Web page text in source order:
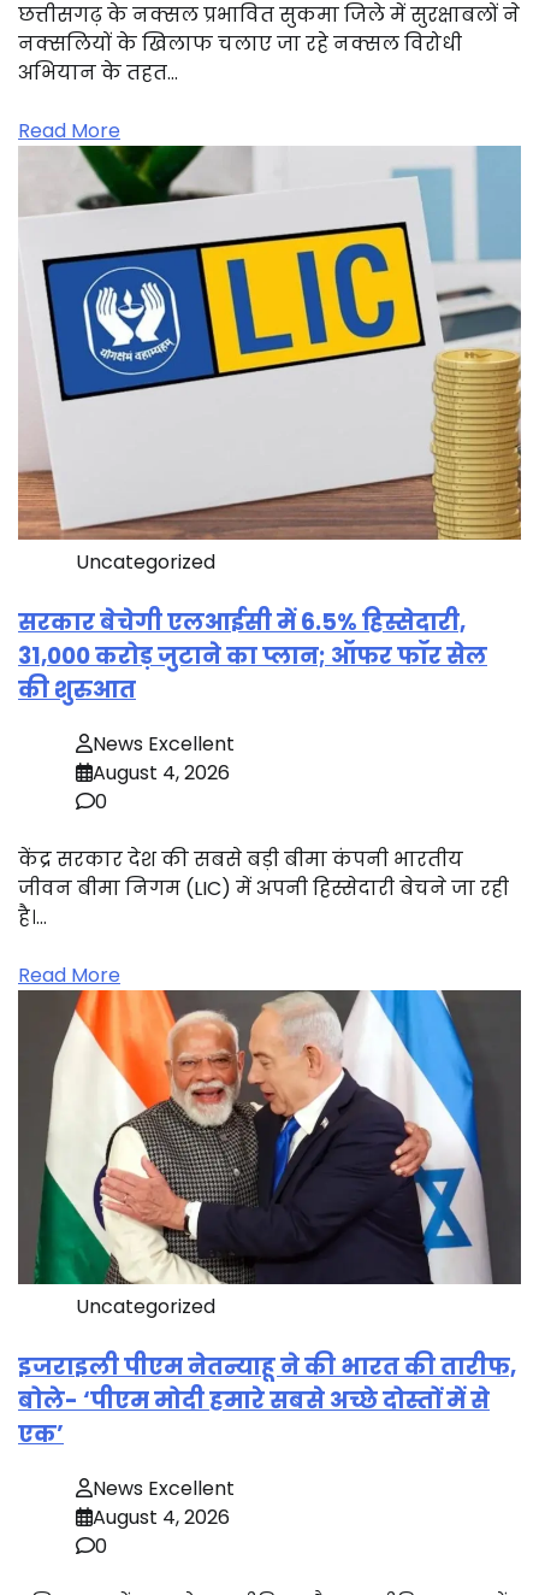
छत्तीसगढ़ के नक्सल प्रभावित सुकमा जिले में सुरक्षाबलों ने
नक्सलियों के खिलाफ चलाए जा रहे नक्सल विरोधी
अभियान के तहत…
Read More
Uncategorized
सरकार बेचेगी एलआईसी में 6.5% हिस्सेदारी,
31,000 करोड़ जुटाने का प्लान; ऑफर फॉर सेल
की शुरुआत
News Excellent
August 4, 2026
0
केंद्र सरकार देश की सबसे बड़ी बीमा कंपनी भारतीय
जीवन बीमा निगम (LIC) में अपनी हिस्सेदारी बेचने जा रही
है।…
Read More
Uncategorized
इजराइली पीएम नेतन्याहू ने की भारत की तारीफ,
बोले- ‘पीएम मोदी हमारे सबसे अच्छे दोस्तों में से
एक’
News Excellent
August 4, 2026
0